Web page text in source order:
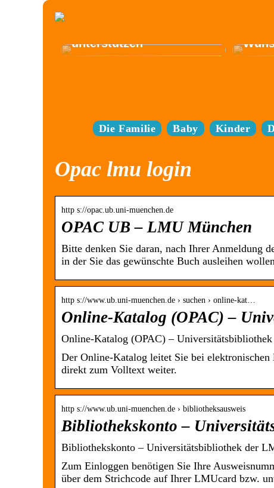
unterstützen
Die Familie Baby Kinder
Opac lmu login
http s://opac.ub.uni-muenchen.de
OPAC UB – LMU München
Bitte denken Sie daran, nach Ihrer Anmeldung
in der Sie das gewünschte Buch ausleihen
http s://www.ub.uni-muenchen.de › suchen › online-kat…
Online-Katalog (OPAC) –
Online-Katalog (OPAC) –
Der Online-Katalog leitet Sie bei
direkt zum Volltext weiter.
http s://www.ub.uni-muenchen.de › bibliotheksausweis
Bibliothekskonto –
Bibliothekskonto – Universitätsbibliothek der
Zum Einloggen benötigen Sie Ihre
über dem Strichcode auf Ihrer LMUcard bzw.